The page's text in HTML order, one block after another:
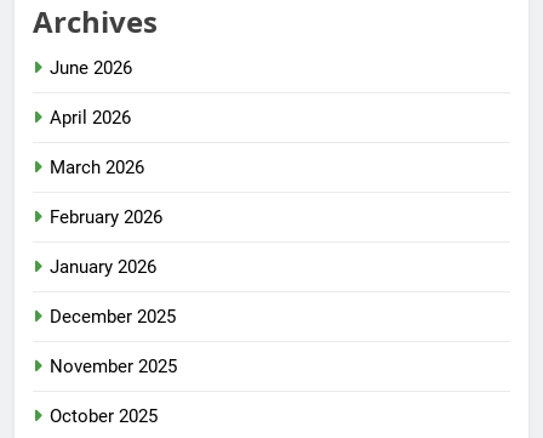
Archives
June 2026
April 2026
March 2026
February 2026
January 2026
December 2025
November 2025
October 2025